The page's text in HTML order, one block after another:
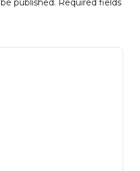
published. Required fields